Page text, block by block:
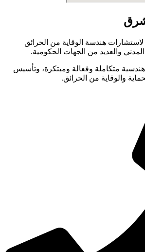
هندسة الوقاية من الحرائق
والعديد من الجهات الحكومية.
متكاملة وفعالة ومبتكرة، وتأسيس
والوقاية من الحرائق.